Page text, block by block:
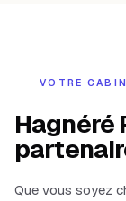
VOTRE
Hagnéré
Que vous soyez